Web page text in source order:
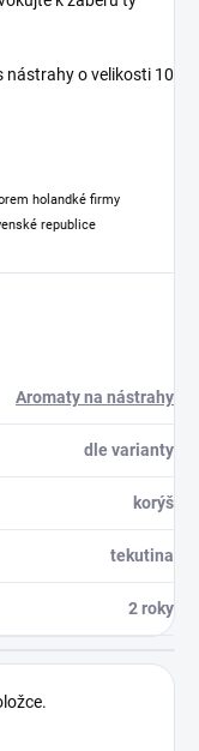
nástrahy o velikosti 10
holandké firmy
republice
Aromaty na nástrahy
dle varianty
korýš
tekutina
2 roky